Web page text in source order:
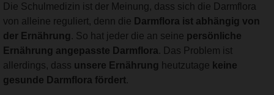
Die Schulmedizin ist der Meinung, dass sich die Darmflora
von alleine reguliert, denn die Darmflora ist abhängig von
der Ernährung . So hat jeder die an seine persönliche
Ernährung angepasste Darmflora. Das Problem ist
allerdings, dass unsere Ernährung heutzutage keine
gesunde Darmflora fördert.